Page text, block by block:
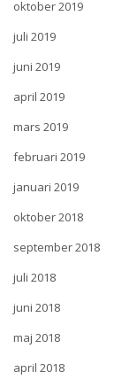
oktober 2019
juli 2019
juni 2019
april 2019
mars 2019
februari 2019
januari 2019
oktober 2018
september 2018
juli 2018
juni 2018
maj 2018
april 2018